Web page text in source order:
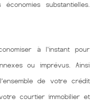
substantielles.
à l'instant pour
ou imprévus. Ainsi
de votre crédit
courtier immobilier et